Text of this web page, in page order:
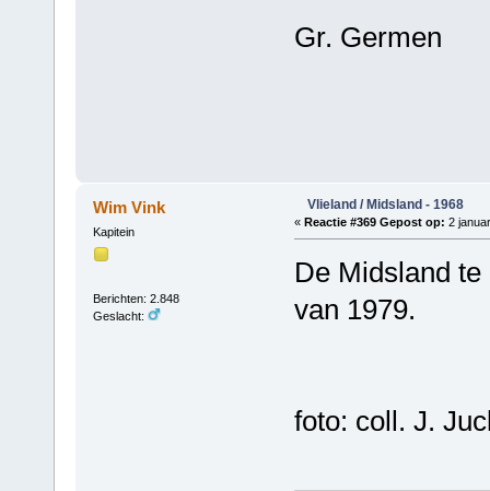
Gr. Germen
Wim Vink
Kapitein
Berichten: 2.848
Geslacht:
Vlieland / Midsland - 1968
« Reactie #369 Gepost op: 2
De Midsland
van 1979.
foto: coll. J.